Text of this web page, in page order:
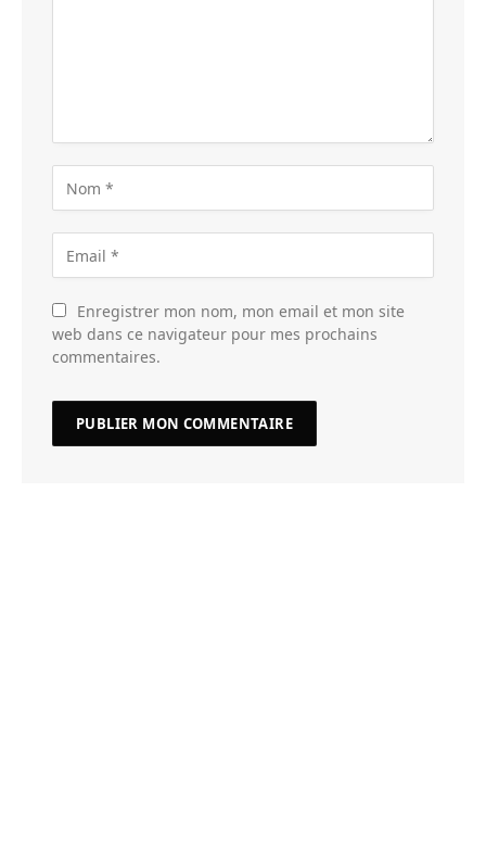
Enregistrer mon nom, mon email et mon site
web dans ce navigateur pour mes prochains
commentaires.